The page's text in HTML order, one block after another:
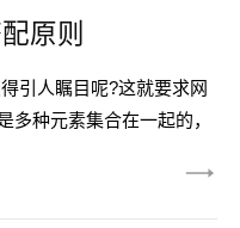
原则
引人瞩目呢?这就要求网
多种元素集合在一起的，
站整体效果不佳，最终影
遗憾。那么网站配色设